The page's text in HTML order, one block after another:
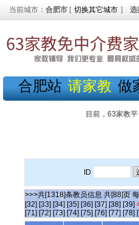
当前城市： 合肥市 [ 切换其它城市 ] 选
合肥站 请家教 做
目前，63家教
ID
>>>共[1318]条教员信息 共[88]页
[32] [33] [34] [35] [36] [37] [38] [39]
[71] [72] [73] [74] [75] [76] [77] [78]